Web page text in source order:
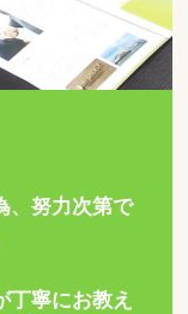
、努力次第で
丁寧にお教え